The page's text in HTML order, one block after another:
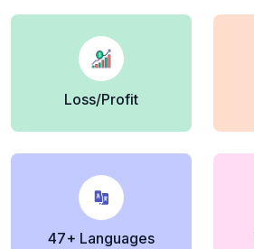
Loss/Profit
47+ Languages